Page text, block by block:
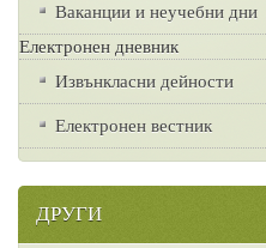
Ваканции и неучебни дни
Електронен дневник
Извънкласни дейности
Електронен вестник
ДРУГИ